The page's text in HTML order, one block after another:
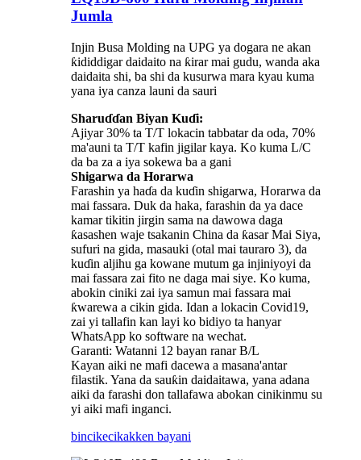
Jumla
Injin Busa Molding na UPG ya dogara ne akan
ƙididdigar daidaito na ƙirar mai gudu, wanda aka
daidaita shi, ba shi da kusurwa mara kyau kuma
yana iya canza launi da sauri
Sharuɗɗan Biyan Kuɗi:
Ajiyar 30% ta T/T lokacin tabbatar da oda, 70%
ma'auni ta T/T kafin jigilar kaya. Ko kuma L/C
da ba za a iya sokewa ba a gani
Shigarwa da Horarwa
Farashin ya haɗa da kuɗin shigarwa, Horarwa da
mai fassara. Duk da haka, farashin da ya dace
kamar tikitin jirgin sama na dawowa daga
ƙasashen waje tsakanin China da ƙasar Mai Siya,
sufuri na gida, masauki (otal mai tauraro 3), da
kuɗin aljihu ga kowane mutum ga injiniyoyi da
mai fassara zai fito ne daga mai siye. Ko kuma,
abokin ciniki zai iya samun mai fassara mai
ƙwarewa a cikin gida. Idan a lokacin Covid19,
zai yi tallafin kan layi ko bidiyo ta hanyar
WhatsApp ko software na wechat.
Garanti: Watanni 12 bayan ranar B/L
Kayan aiki ne mafi dacewa a masana'antar
filastik. Yana da sauƙin daidaitawa, yana adana
aiki da farashi don tallafawa abokan cinikinmu su
yi aiki mafi inganci.
bincikecikakken bayani